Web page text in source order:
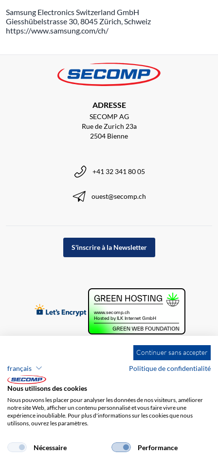
Samsung Electronics Switzerland GmbH
Giesshübelstrasse 30, 8045 Zürich, Schweiz
https://www.samsung.com/ch/
ADRESSE
SECOMP AG
Rue de Zurich 23a
2504 Bienne
+41 32 341 80 05
ouest@secomp.ch
S'inscrire à la Newsletter
Brands
Protection des données
Frais de port
Continuer sans accepter
français
Politique de confidentialité
Nous utilisons des cookies
Nous pouvons les placer pour analyser les données de nos visiteurs, améliorer
notre site Web, afficher un contenu personnalisé et vous faire vivre une
expérience inoubliable. Pour plus d'informations sur les cookies que nous
utilisons, ouvrez les paramètres.
Nécessaire Performance